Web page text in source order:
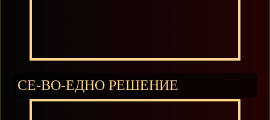
СЕ-ВО-ЕДНО РЕШЕНИЕ